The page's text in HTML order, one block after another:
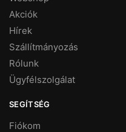
Akciók
Hírek
Szállítmányozás
Rólunk
Ügyfélszolgálat
SEGÍTSÉG
Fiókom